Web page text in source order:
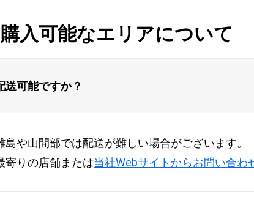
購入可能なエリアについて
可能ですか？
や山間部では配送が難しい場合がございます。
寄りの店舗または当社Webサイトからお問い合わ